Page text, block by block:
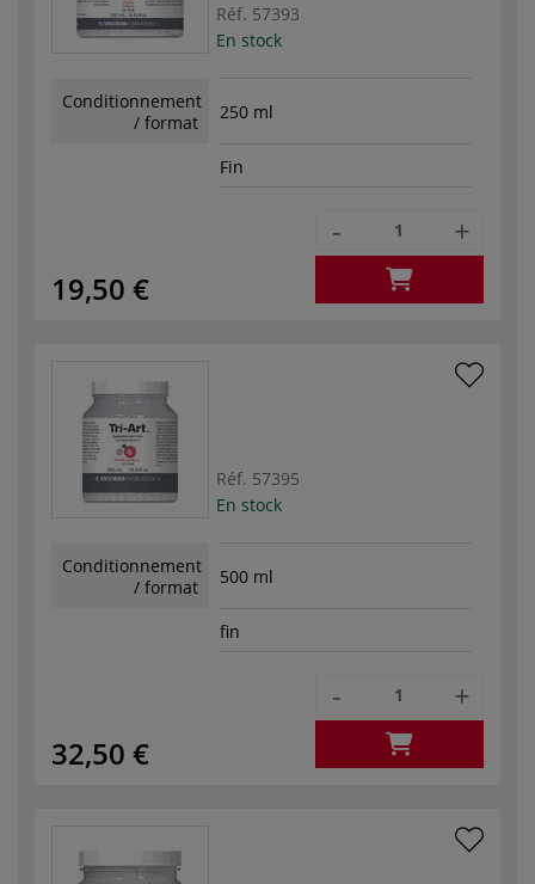
Réf. 57393
En stock
Conditionnement
/ format
250 ml
Fin
19,50 €
- +
Réf. 57395
En stock
Conditionnement
/ format
500 ml
fin
32,50 €
- +